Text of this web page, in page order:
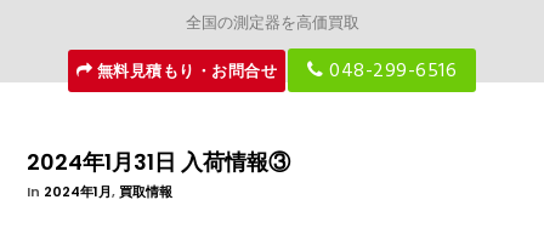
全国の測定器を高価買取
無料見積もり・お問合せ
048-299-6516
2024年1月31日 入荷情報③
In 2024年1月,買取情報